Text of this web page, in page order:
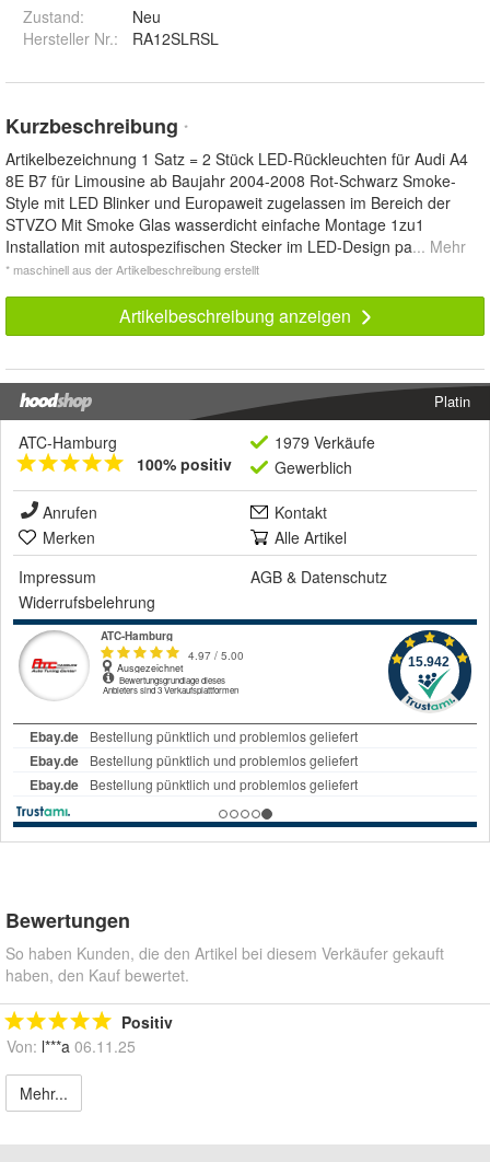
Zustand:
Neu
Hersteller Nr.:
RA12SLRSL
Kurzbeschreibung *
Artikelbezeichnung 1 Satz = 2 Stück LED-Rückleuchten für Audi A4
8E B7 für Limousine ab Baujahr 2004-2008 Rot-Schwarz Smoke-
Style mit LED Blinker und Europaweit zugelassen im Bereich der
STVZO Mit Smoke Glas wasserdicht einfache Montage 1zu1
Installation mit autospezifischen Stecker im LED-Design pa... Mehr
* maschinell aus der Artikelbeschreibung erstellt
Artikelbeschreibung anzeigen
Platin
ATC-Hamburg
100% positiv
1979 Verkäufe
Gewerblich
Anrufen
Kontakt
Merken
Alle Artikel
Impressum
AGB & Datenschutz
Widerrufsbelehrung
Bewertungen
So haben Kunden, die den Artikel bei diesem Verkäufer gekauft
haben, den Kauf bewertet.
Positiv
Von: l***a 06.11.25
Mehr...